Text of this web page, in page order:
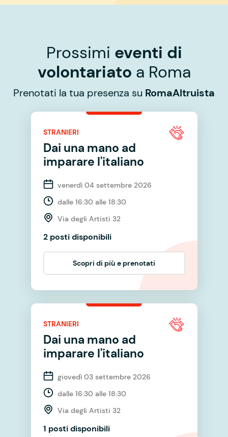
Prossimi eventi di
volontariato a Roma
Prenotati la tua presenza su RomaAltruista
STRANIERI
Dai una mano ad
imparare l'italiano
venerdì 04 settembre 2026
dalle 16:30 alle 18:30
Via degli Artisti 32
2 posti disponibili
Scopri di più e prenotati
STRANIERI
Dai una mano ad
imparare l'italiano
giovedì 03 settembre 2026
dalle 16:30 alle 18:30
Via degli Artisti 32
1 posti disponibili